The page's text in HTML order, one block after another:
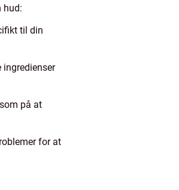
hud:
til din
ingredienser
på at
for at